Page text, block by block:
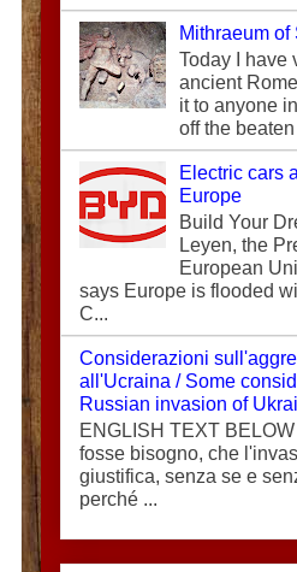
Mithraeum
Today I have
ancient
it to anyone
off the
Electric cars
Europe
Build Your
Leyen, the
European
says Europe is flooded
C...
Considerazioni
all'Ucraina / Some
Russian invasion of
ENGLISH TEXT
fosse bisogno, che
giustifica, senza se e
perché ...